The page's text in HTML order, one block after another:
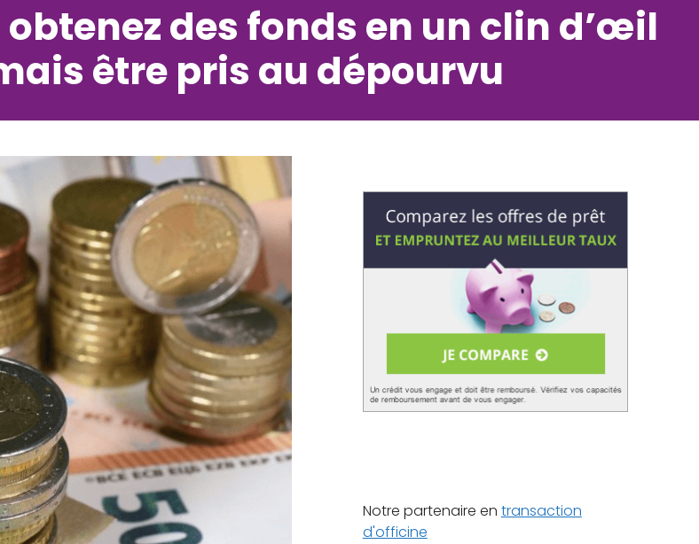
des fonds en un clin d’œil
être pris au dépourvu
Notre partenaire en transaction
d'officine